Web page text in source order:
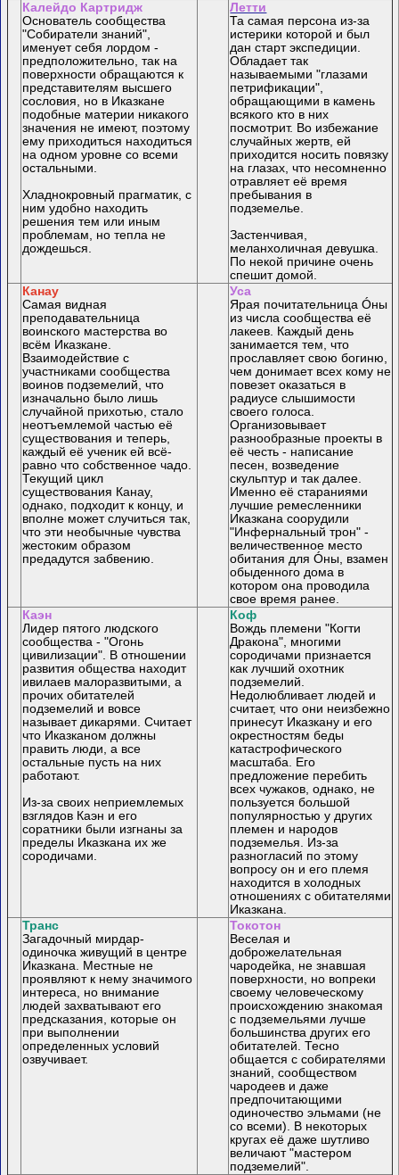
Калейдо Картридж
Основатель сообщества
"Собиратели знаний",
именует себя лордом -
предположительно, так на
поверхности обращаются к
представителям высшего
сословия, но в Иказкане
подобные материи никакого
значения не имеют, поэтому
ему приходиться находиться
на одном уровне со всеми
остальными.
Хладнокровный прагматик, с
ним удобно находить
решения тем или иным
проблемам, но тепла не
дождешься.
Летти
Та самая персона из-за
истерики которой и был
дан старт экспедиции.
Обладает так
называемыми "глазами
петрификации",
обращающими в камень
всякого кто в них
посмотрит. Во избежание
случайных жертв, ей
приходится носить повязку
на глазах, что несомненно
отравляет её время
пребывания в
подземелье.
Застенчивая,
меланхоличная девушка.
По некой причине очень
спешит домой.
Канау
Самая видная
преподавательница
воинского мастерства во
всём Иказкане.
Взаимодействие с
участниками сообщества
воинов подземелий, что
изначально было лишь
случайной прихотью, стало
неотъемлемой частью её
существования и теперь,
каждый её ученик ей всё-
равно что собственное чадо.
Текущий цикл
существования Канау,
однако, подходит к концу, и
вполне может случиться так,
что эти необычные чувства
жестоким образом
предадутся забвению.
Уса
Ярая почитательница Óны
из числа сообщества её
лакеев. Каждый день
занимается тем, что
прославляет свою богиню,
чем донимает всех кому не
повезет оказаться в
радиусе слышимости
своего голоса.
Организовывает
разнообразные проекты в
её честь - написание
песен, возведение
скульптур и так далее.
Именно её стараниями
лучшие ремесленники
Иказкана соорудили
"Инфернальный трон" -
величественное место
обитания для Óны, взамен
обыденного дома в
котором она проводила
свое время ранее.
Каэн
Лидер пятого людского
сообщества - "Огонь
цивилизации". В отношении
развития общества находит
ивилаев малоразвитыми, а
прочих обитателей
подземелий и вовсе
называет дикарями. Считает
что Иказканом должны
править люди, а все
остальные пусть на них
работают.
Из-за своих неприемлемых
взглядов Каэн и его
соратники были изгнаны за
пределы Иказкана их же
сородичами.
Коф
Вождь племени "Когти
Дракона", многими
сородичами признается
как лучший охотник
подземелий.
Недолюбливает людей и
считает, что они неизбежно
принесут Иказкану и его
окрестностям беды
катастрофического
масштаба. Его
предложение перебить
всех чужаков, однако, не
пользуется большой
популярностью у других
племен и народов
подземелья. Из-за
разногласий по этому
вопросу он и его племя
находится в холодных
отношениях с обитателями
Иказкана.
Транс
Загадочный мирдар-
одиночка живущий в центре
Иказкана. Местные не
проявляют к нему значимого
интереса, но внимание
людей захватывают его
предсказания, которые он
при выполнении
определенных условий
озвучивает.
Токотон
Веселая и
доброжелательная
чародейка, не знавшая
поверхности, но вопреки
своему человеческому
происхождению знакомая
с подземельями лучше
большинства других его
обитателей. Тесно
общается с собирателями
знаний, сообществом
чародеев и даже
предпочитающими
одиночество эльмами (не
со всеми). В некоторых
кругах её даже шутливо
величают "мастером
подземелий".